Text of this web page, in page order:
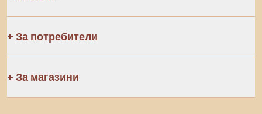
За потребители
За магазини